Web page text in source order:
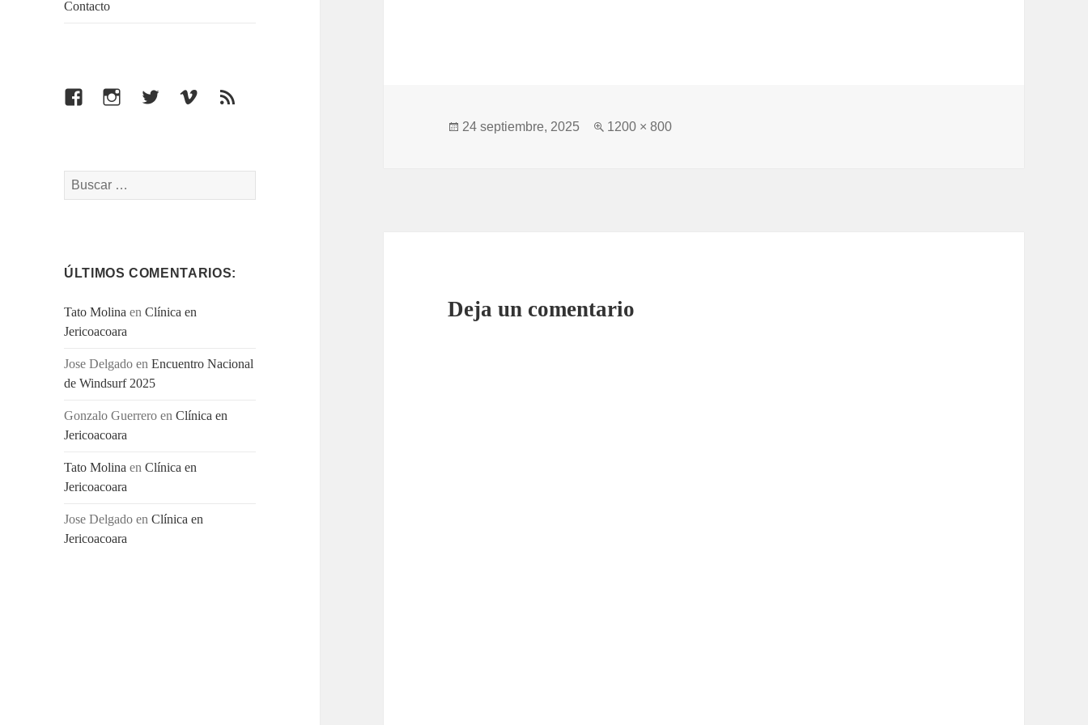
Contacto
FacebookInstagramTwitterVimeo Feed
Buscar:
ÚLTIMOS COMENTARIOS:
Tato Molina enClínica en
Jericoacoara
Jose Delgado enEncuentro Nacional
de Windsurf 2025
Gonzalo Guerrero enClínica en
Jericoacoara
Tato Molina enClínica en
Jericoacoara
Jose Delgado enClínica en
Jericoacoara
Publicado
24 septiembre, 2025
Tamaño
1200 × 800
Deja un comentario